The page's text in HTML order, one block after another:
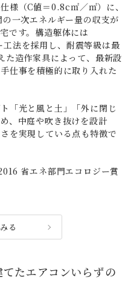
様（C値＝0.8c㎡／㎡）に、
一次エネルギー量の収支が
です。構造躯体には
法を採用し、耐震等級は最
た造作家具によって、最新設
仕事を積極的に取り入れた
「光と風と土」「外に閉じ
、中庭や吹き抜けを設計
を実現している点も特徴で
省エネ部門エコロジー賞
る
てたエアコンいらずの